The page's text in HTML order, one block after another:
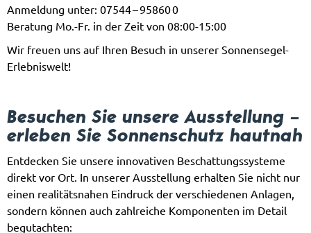
Anmeldung unter: 07544 – 95860 0
Beratung Mo.-Fr. in der Zeit von 08:00-15:00
Wir freuen uns auf Ihren Besuch in unserer Sonnensegel-
Erlebniswelt!
Besuchen Sie unsere Ausstellung –
erleben Sie Sonnenschutz hautnah
Entdecken Sie unsere innovativen Beschattungssysteme
direkt vor Ort. In unserer Ausstellung erhalten Sie nicht nur
einen realitätsnahen Eindruck der verschiedenen Anlagen,
sondern können auch zahlreiche Komponenten im Detail
begutachten: